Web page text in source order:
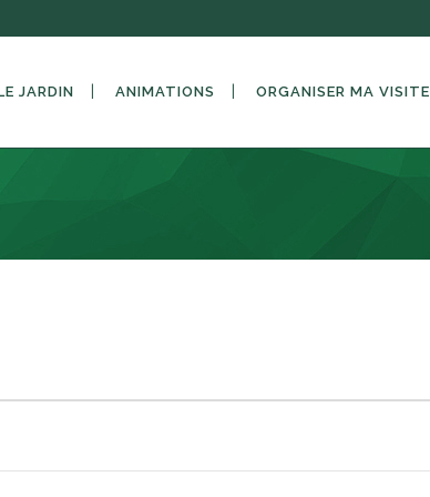
JARDIN ANIMATIONS ORGANISER MA VISITE